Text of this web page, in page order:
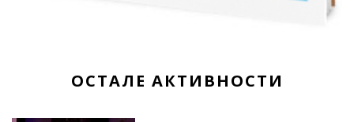
ОСТАЛЕ АКТИВНОСТИ